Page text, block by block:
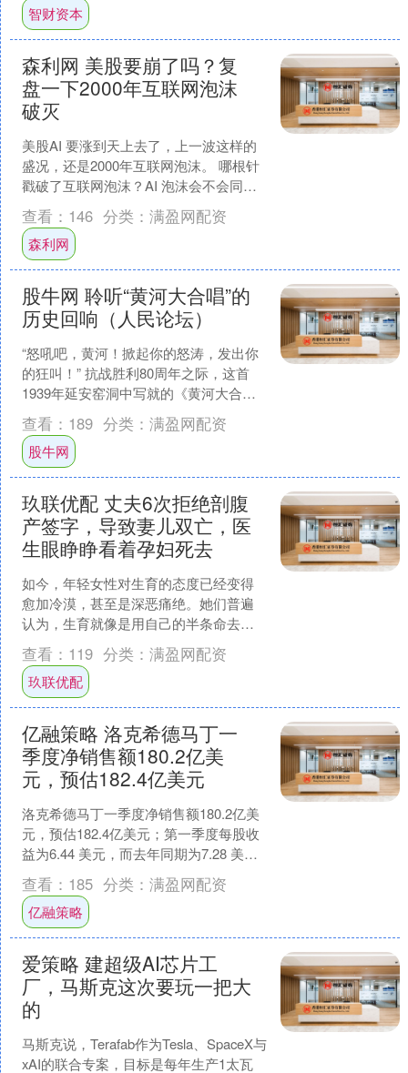
智财资本
森利网 美股要崩了吗？复
盘一下2000年互联网泡沫
破灭
美股AI 要涨到天上去了，上一波这样的
盛况，还是2000年互联网泡沫。 哪根针
戳破了互联网泡沫？AI 泡沫会不会同样
倒大霉，从而把美股打崩盘？今天我来
复盘一下。....
查看： 146 分类： 满盈网配资
森利网
股牛网 聆听“黄河大合唱”的
历史回响（人民论坛）
“怒吼吧，黄河！掀起你的怒涛，发出你
的狂叫！” 抗战胜利80周年之际，这首
1939年延安窑洞中写就的《黄河大合
唱》，一次次震撼演绎，奏出了跨越时
空的回响。 经典....
查看： 189 分类： 满盈网配资
股牛网
玖联优配 丈夫6次拒绝剖腹
产签字，导致妻儿双亡，医
生眼睁睁看着孕妇死去
如今，年轻女性对生育的态度已经变得
愈加冷漠，甚至是深恶痛绝。她们普遍
认为，生育就像是用自己的半条命去换
取一个新生命。她们对分娩时潜在的危
险充满恐惧，对医生那句保....
查看： 119 分类： 满盈网配资
玖联优配
亿融策略 洛克希德马丁一
季度净销售额180.2亿美
元，预估182.4亿美元
洛克希德马丁一季度净销售额180.2亿美
元，预估182.4亿美元；第一季度每股收
益为6.44 美元，而去年同期为7.28 美
元。....
查看： 185 分类： 满盈网配资
亿融策略
爱策略 建超级AI芯片工
厂，马斯克这次要玩一把大
的
马斯克说，Terafab作为Tesla、SpaceX与
xAI的联合专案，目标是每年生产1太瓦